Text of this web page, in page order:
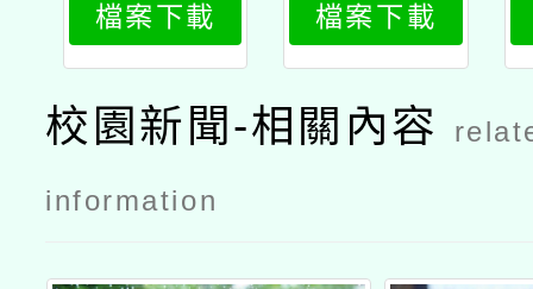
檔案下載 檔案下載
校園新聞-相關內容
information